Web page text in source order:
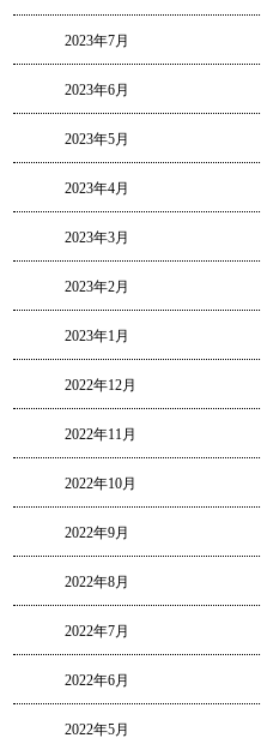
2023年7月
2023年6月
2023年5月
2023年4月
2023年3月
2023年2月
2023年1月
2022年12月
2022年11月
2022年10月
2022年9月
2022年8月
2022年7月
2022年6月
2022年5月